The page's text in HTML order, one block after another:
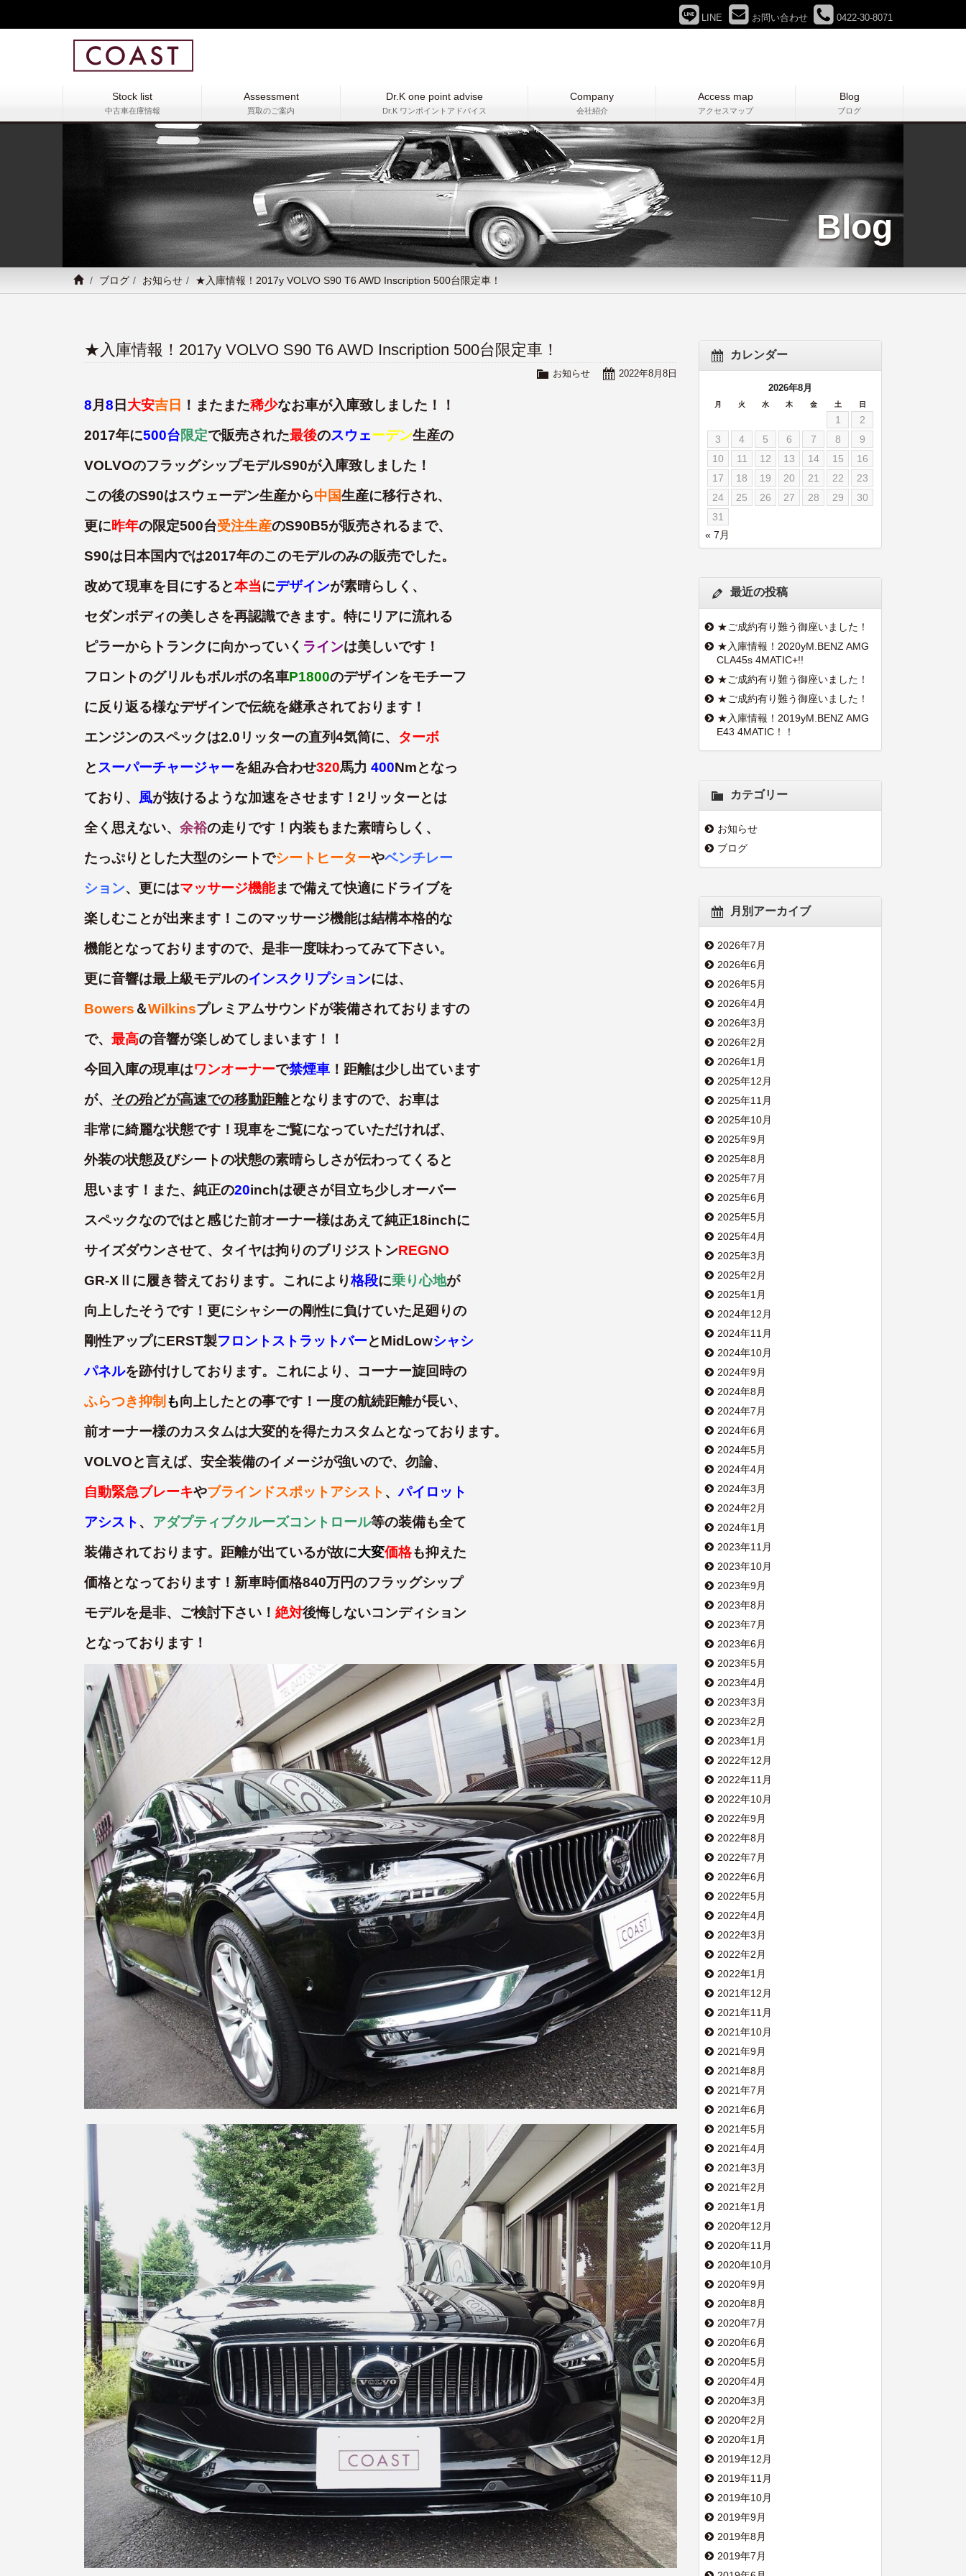
LINE お問い合わせ 0422-30-8071
Stock list
中古車在庫情報
Assessment
買取のご案内
Dr.K one point advise
Dr.K ワンポイントアドバイス
Company
会社紹介
Access map
アクセスマップ
Blog
ブログ
Blog
ブログ お知らせ ★入庫情報！2017y VOLVO S90 T6 AWD Inscription 500台限定車！
★入庫情報！2017y VOLVO S90 T6 AWD Inscription 500台限定車！
2022年8月8日
お知らせ
8月 8 日 大安吉日 ！またまた稀少なお車が入庫致しました！！
2017年に500台限定で販売された最後のスウェーデン生産の
VOLVOのフラッグシップモデルS90が入庫致しました！
この後のS90はスウェーデン生産から中国生産に移行され、
更に昨年の限定500台受注生産のS90B5が販売されるまで、
S90は日本国内では2017年のこのモデルのみの販売でした。
改めて現車を目にすると本当にデザインが素晴らしく、
セダンボディの美しさを再認識できます。特にリアに流れる
ピラーからトランクに向かっていく ラインは美しいです！
フロントのグリルもボルボの名車P1800のデザインをモチーフ
に反り返る様なデザインで伝統を継承されております！
エンジンのスペックは2.0リッターの直列4気筒に、 ターボ
と スーパーチャージャーを組み合わせ320馬力 400Nmとなっ
ており、 風が抜けるような加速をさせます！2リッターとは
全く思えない、 余裕の走りです！内装もまた素晴らしく、
たっぷりとした大型のシートでシートヒーターやベンチレー
ション、更にはマッサージ機能まで備えて快適にドライブを
楽しむことが出来ます！このマッサージ機能は結構本格的な
機能となっておりますので、是非一度味わってみて下さい。
更に音響は最上級モデルのインスクリプションには、
Bowers ＆Wilkinsプレミアムサウンドが装備されておりますの
で、 最高の音響が楽しめてしまいます！！
今回入庫の現車はワンオーナーで禁煙車 ！距離は少し出ています
が、 その殆どが高速での移動距離となりますので、お車は
非常に綺麗な状態です！現車をご覧になっていただければ、
外装の状態及びシートの状態の素晴らしさが伝わってくると
思います！また、純正の20inchは硬さが目立ち少しオーバー
スペックなのではと感じた前オーナー様はあえて純正18inchに
サイズダウンさせて、タイヤは拘りのブリジストンREGNO
GR-XⅡに履き替えております。これにより格段に乗り心地が
向上したそうです！更にシャシーの剛性に負けていた足廻りの
剛性アップにERST製フロントストラットバーとMidLowシャシ
パネルを跡付けしております。これにより、コーナー旋回時の
ふらつき抑制 も向上したとの事です！一度の航続距離が長い、
前オーナー様のカスタムは大変的を得たカスタムとなっております。
VOLVOと言えば、安全装備のイメージが強いので、勿論、
自動緊急ブレーキやブラインドスポットアシスト 、パイロット
アシスト 、 アダプティブクルーズコントロール等の装備も全て
装備されております。距離が出ているが故に大変価格も抑えた
価格となっております！新車時価格840万円のフラッグシップ
モデルを是非、ご検討下さい！ 絶対後悔しないコンディション
となっております！
カレンダー
2026年8月
月 火 水 木 金 土 日
1
2
3
4 5 6 7 8
9
10
11 12 13 14 15
16
17
18 19 20 21 22
23
24
25 26 27 28 29
30
31
« 7月
最近の投稿
★ご成約有り難う御座いました！
★入庫情報！2020yM.BENZ AMG
CLA45s 4MATIC+!!
★ご成約有り難う御座いました！
★ご成約有り難う御座いました！
★入庫情報！2019yM.BENZ AMG
E43 4MATIC！！
カテゴリー
お知らせ
ブログ
月別アーカイブ
2026年7月
2026年6月
2026年5月
2026年4月
2026年3月
2026年2月
2026年1月
2025年12月
2025年11月
2025年10月
2025年9月
2025年8月
2025年7月
2025年6月
2025年5月
2025年4月
2025年3月
2025年2月
2025年1月
2024年12月
2024年11月
2024年10月
2024年9月
2024年8月
2024年7月
2024年6月
2024年5月
2024年4月
2024年3月
2024年2月
2024年1月
2023年11月
2023年10月
2023年9月
2023年8月
2023年7月
2023年6月
2023年5月
2023年4月
2023年3月
2023年2月
2023年1月
2022年12月
2022年11月
2022年10月
2022年9月
2022年8月
2022年7月
2022年6月
2022年5月
2022年4月
2022年3月
2022年2月
2022年1月
2021年12月
2021年11月
2021年10月
2021年9月
2021年8月
2021年7月
2021年6月
2021年5月
2021年4月
2021年3月
2021年2月
2021年1月
2020年12月
2020年11月
2020年10月
2020年9月
2020年8月
2020年7月
2020年6月
2020年5月
2020年4月
2020年3月
2020年2月
2020年1月
2019年12月
2019年11月
2019年10月
2019年9月
2019年8月
2019年7月